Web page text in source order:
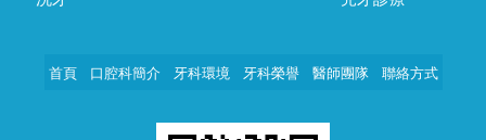
首頁 口腔科簡介 牙科環境 牙科榮譽 醫師團隊 聯絡方式